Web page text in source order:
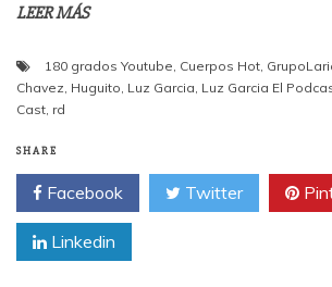
LEER MÁS
180 grados Youtube Cuerpos Hot
Chavez Huguito Luz Garcia Luz Garcia El
Cast rd
SHARE
Facebook Twitter
Linkedin